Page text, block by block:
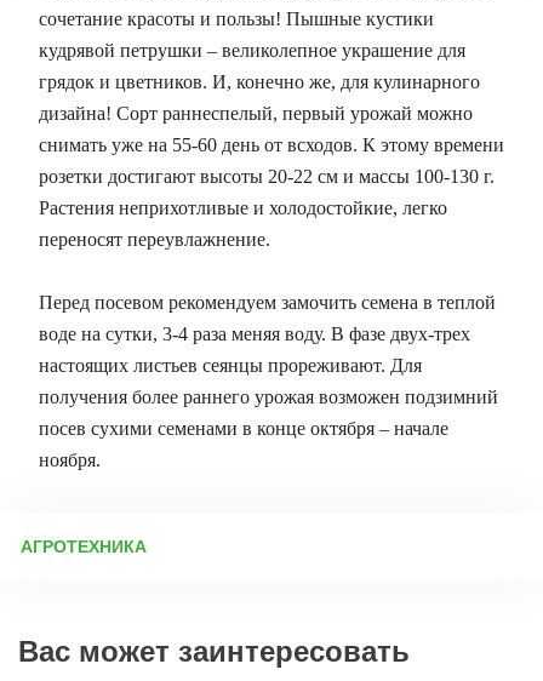
Срок отправки:ежедневно
сочетание красоты и пользы! Пышные кустики
кудрявой петрушки – великолепное украшение для
грядок и цветников. И, конечно же, для кулинарного
дизайна! Сорт раннеспелый, первый урожай можно
снимать уже на 55-60 день от всходов. К этому времени
розетки достигают высоты 20-22 см и массы 100-130 г.
Растения неприхотливые и холодостойкие, легко
переносят переувлажнение.
Перед посевом рекомендуем замочить семена в теплой
воде на сутки, 3-4 раза меняя воду. В фазе двух-трех
настоящих листьев сеянцы прореживают. Для
получения более раннего урожая возможен подзимний
посев сухими семенами в конце октября – начале
ноября.
АГРОТЕХНИКА
южную или юго-западную сторону огорода, защищенную от
сильных ветров. Подготовка почвы и семян Грунт
Вас может заинтересовать